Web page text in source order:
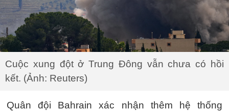
Cuộc xung đột ở Trung Đông vẫn chưa có hồi
kết. (Ảnh: Reuters)
Quân đội Bahrain xác nhận thêm hệ thống